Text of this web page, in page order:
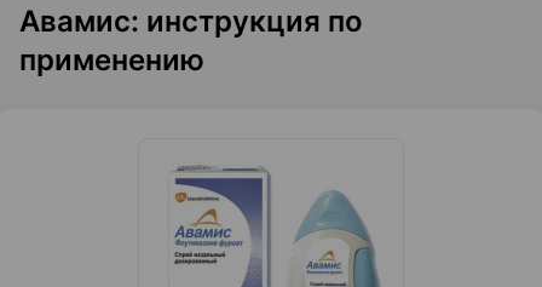
Авамис: инструкция по
применению